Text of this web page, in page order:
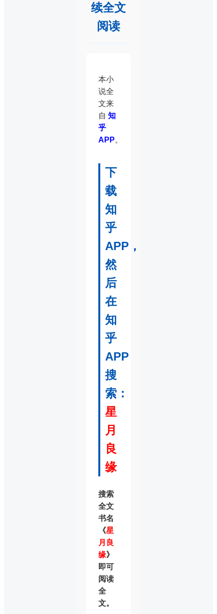
续全文
阅读
本小
说全
文来
自 知
乎
APP。
下
载
知
乎
APP，
然
后
在
知
乎
APP
搜
索：
星
月
良
缘
搜索
全文
书名
《星
月良
缘》
即可
阅读
全
文。